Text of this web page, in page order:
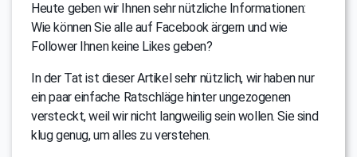
Heute geben wir Ihnen sehr nützliche Informationen:
Wie können Sie alle auf Facebook ärgern und wie
Follower Ihnen keine Likes geben?
In der Tat ist dieser Artikel sehr nützlich, wir haben nur
ein paar einfache Ratschläge hinter ungezogenen
versteckt, weil wir nicht langweilig sein wollen. Sie sind
klug genug, um alles zu verstehen.